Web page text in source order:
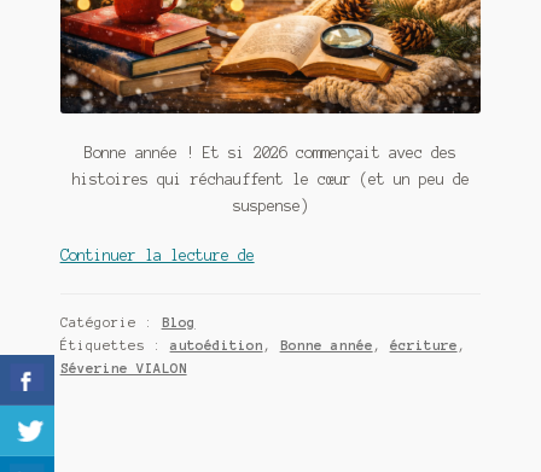
La clé du bonheur
Les boules du Père Noël
Marre des adultes
Meurtre sous couverture
Mon admirateur de l’avent
Mon Compte
Bonne année ! Et si 2026 commençait avec des
histoires qui réchauffent le cœur (et un peu de
suspense)
Continuer la lecture deBonne
Catégorie : Blog
Étiquettes : autoédition , Bonne année , écriture ,
Séverine VIALON